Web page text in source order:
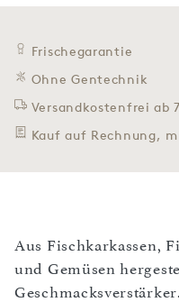
Frischegarantie
Ohne Gentechnik
Versandkostenfrei ab
Kauf auf Rechnung,
Aus Fischkarkassen,
und Gemüsen